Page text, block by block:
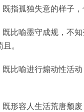
既指孤独失意的样子
既比喻墨守成规，不
。
既比喻进行煽动性活
既形容人生活荒唐颓